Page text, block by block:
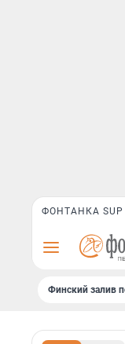
ФОНТАНКА SUP
Финский залив